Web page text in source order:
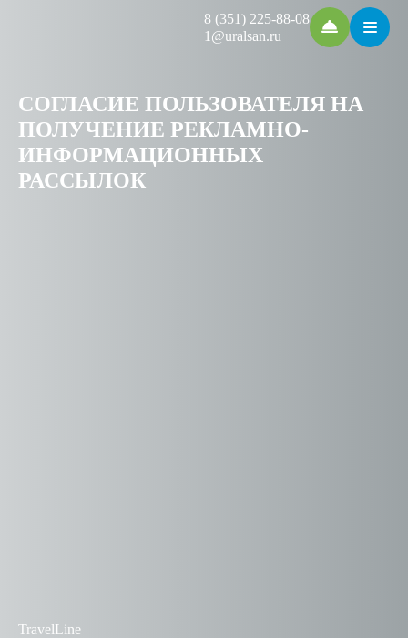
8 (351) 225-88-08
1@uralsan.ru
СОГЛАСИЕ ПОЛЬЗОВАТЕЛЯ НА
ПОЛУЧЕНИЕ РЕКЛАМНО-
ИНФОРМАЦИОННЫХ
РАССЫЛОК
TravelLine